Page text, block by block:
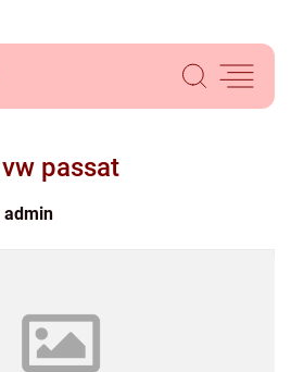
vw passat
admin